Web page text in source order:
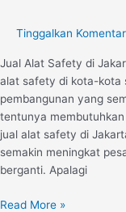
Tinggalkan Komentar
Jual Alat Safety di
alat safety di kota-kota
pembangunan yang
tentunya
jual alat safety di
semakin meningkat
berganti. Apalagi
Jakarta
Read More »